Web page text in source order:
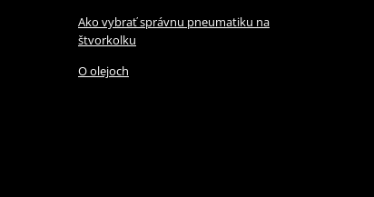
Ako vybrať správnu pneumatiku na
štvorkolku
O olejoch